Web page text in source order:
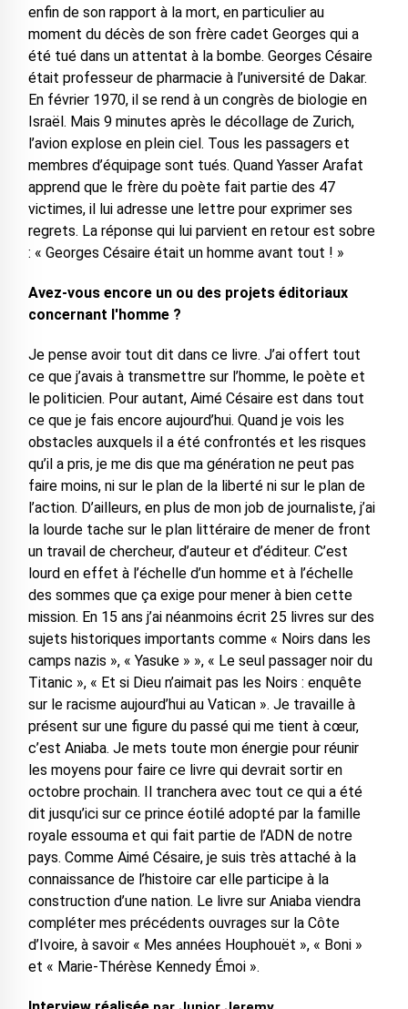
enfin de son rapport à la mort, en particulier au
moment du décès de son frère cadet Georges qui a
été tué dans un attentat à la bombe. Georges Césaire
était professeur de pharmacie à l’université de Dakar.
En février 1970, il se rend à un congrès de biologie en
Israël. Mais 9 minutes après le décollage de Zurich,
l’avion explose en plein ciel. Tous les passagers et
membres d’équipage sont tués. Quand Yasser Arafat
apprend que le frère du poète fait partie des 47
victimes, il lui adresse une lettre pour exprimer ses
regrets. La réponse qui lui parvient en retour est sobre
: « Georges Césaire était un homme avant tout ! »
Avez-vous encore un ou des projets éditoriaux
concernant l'homme ?
Je pense avoir tout dit dans ce livre. J’ai offert tout
ce que j’avais à transmettre sur l’homme, le poète et
le politicien. Pour autant, Aimé Césaire est dans tout
ce que je fais encore aujourd’hui. Quand je vois les
obstacles auxquels il a été confrontés et les risques
qu’il a pris, je me dis que ma génération ne peut pas
faire moins, ni sur le plan de la liberté ni sur le plan de
l’action. D’ailleurs, en plus de mon job de journaliste, j’ai
la lourde tache sur le plan littéraire de mener de front
un travail de chercheur, d’auteur et d’éditeur. C’est
lourd en effet à l’échelle d’un homme et à l’échelle
des sommes que ça exige pour mener à bien cette
mission. En 15 ans j’ai néanmoins écrit 25 livres sur des
sujets historiques importants comme « Noirs dans les
camps nazis », « Yasuke » », « Le seul passager noir du
Titanic », « Et si Dieu n’aimait pas les Noirs : enquête
sur le racisme aujourd’hui au Vatican ». Je travaille à
présent sur une figure du passé qui me tient à cœur,
c’est Aniaba. Je mets toute mon énergie pour réunir
les moyens pour faire ce livre qui devrait sortir en
octobre prochain. Il tranchera avec tout ce qui a été
dit jusqu’ici sur ce prince éotilé adopté par la famille
royale essouma et qui fait partie de l’ADN de notre
pays. Comme Aimé Césaire, je suis très attaché à la
connaissance de l’histoire car elle participe à la
construction d’une nation. Le livre sur Aniaba viendra
compléter mes précédents ouvrages sur la Côte
d’Ivoire, à savoir « Mes années Houphouët », « Boni »
et « Marie-Thérèse Kennedy Émoi ».